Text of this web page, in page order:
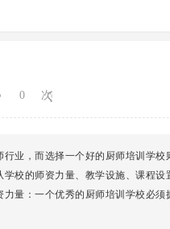
0 次
业，而选择一个好的厨师培训学
校的师资力量、教学设施、课程
量：一个优秀的厨师培训学校必